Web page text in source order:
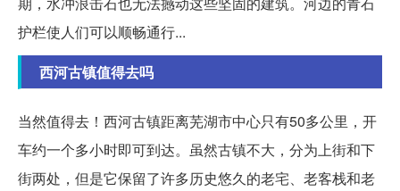
护栏使人们可以顺畅通行...
西河古镇值得去吗
当然值得去！西河古镇距离芜湖市中心只有50多公里，开
车约一个多小时即可到达。虽然古镇不大，分为上街和下
街两处，但是它保留了许多历史悠久的老宅、老客栈和老